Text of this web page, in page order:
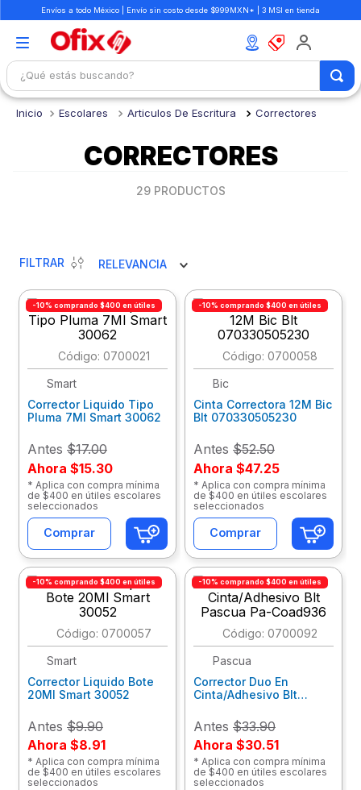
Envíos a todo México | Envío sin costo desde $999MXN* | 3 MSI en tienda
¿Qué estás buscando?
Escolares Articulos De Escritura Correctores
CORRECTORES
29 PRODUCTOS
FILTRAR RELEVANCIA
-10% comprando $400 en útiles
: 0700021
Smart
Corrector Liquido Tipo
Pluma 7Ml Smart 30062
Antes $17.00
Ahora $15.30
* Aplica con compra mínima
de $400 en útiles escolares
seleccionados
Comprar
-10% comprando $400 en útiles
: 0700058
Bic
Cinta Correctora 12M Bic
Blt 070330505230
Antes $52.50
Ahora $47.25
* Aplica con compra mínima
de $400 en útiles escolares
seleccionados
Comprar
-10% comprando $400 en útiles
: 0700057
Smart
Corrector Liquido Bote
20Ml Smart 30052
Antes $9.90
Ahora $8.91
* Aplica con compra mínima
de $400 en útiles escolares
seleccionados
-10% comprando $400 en útiles
: 0700092
Pascua
Corrector Duo En
Cinta/Adhesivo Blt
Antes $33.90
Ahora $30.51
* Aplica con compra mínima
de $400 en útiles escolares
seleccionados
TÉRMINOS MÁS BUSCADOS
boligrafo
7.
sacapuntas
escolar
escritorio
lapiz